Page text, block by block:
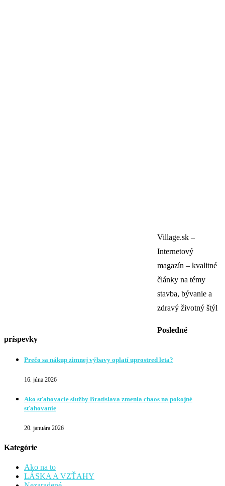
Village.sk –
Internetový
magazín – kvalitné
články na témy
stavba, bývanie a
zdravý životný štýl
Posledné
príspevky
Prečo sa nákup zimnej výbavy oplatí uprostred leta?
16. júna 2026
Ako sťahovacie služby Bratislava zmenia chaos na pokojné
sťahovanie
20. januára 2026
Kategórie
Ako na to
LÁSKA A VZŤAHY